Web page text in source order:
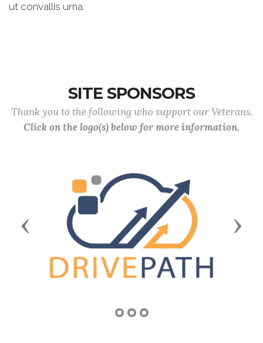
ut convallis urna.
SITE SPONSORS
Thank you to the following who support our Veterans.
Click on the logo(s) below for more information.
Previous Next